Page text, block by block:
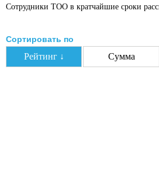
Сотрудники ТОО в кратчайшие сроки
Сортировать по
Рейтинг ↓ Сумма